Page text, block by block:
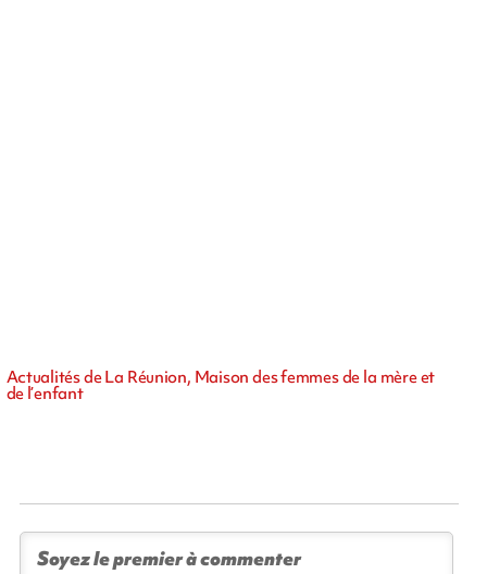
Actualités de La Réunion, Maison des femmes de la mère et
de l’enfant